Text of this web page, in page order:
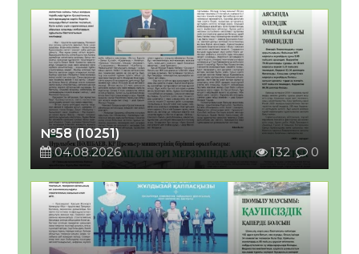
№58 (10251)
04.08.2026
132 0